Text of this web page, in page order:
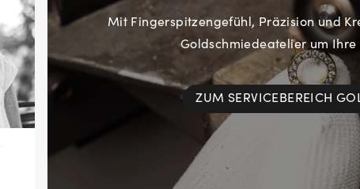
Mit Fingerspitzengefühl, Präzision und
Goldschmiedeatelier um Ihre
ZUM SERVICEBEREICH